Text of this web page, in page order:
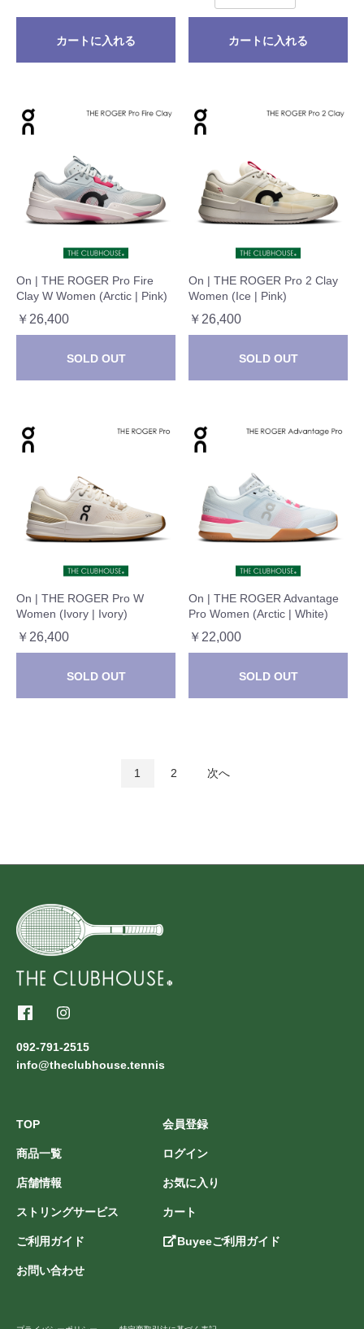
カートに入れる カートに入れる
On | THE ROGER Pro Fire
Clay W Women (Arctic | Pink)
￥26,400
SOLD OUT
On | THE ROGER Pro 2 Clay
Women (Ice | Pink)
￥26,400
SOLD OUT
On | THE ROGER Pro W
Women (Ivory | Ivory)
￥26,400
SOLD OUT
On | THE ROGER Advantage
Pro Women (Arctic | White)
￥22,000
SOLD OUT
1 2 次へ
092-791-2515
info@theclubhouse.tennis
TOP
商品一覧
店舗情報
ストリングサービス
ご利用ガイド
お問い合わせ
会員登録
ログイン
お気に入り
カート
Buyeeご利用ガイド